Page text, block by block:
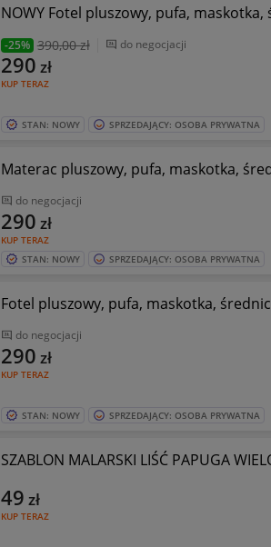
NOWY Fotel pluszowy, pufa, maskotka,
-25% 390,00 zł do negocjacji
KUP TERAZ
290 zł
STAN: NOWY SPRZEDAJĄCY: OSOBA PRYWATNA
do negocjacji
KUP TERAZ
290 zł
STAN: NOWY SPRZEDAJĄCY: OSOBA PRYWATNA
Fotel pluszowy, pufa, maskotka,
do negocjacji
KUP TERAZ
290 zł
STAN: NOWY SPRZEDAJĄCY: OSOBA PRYWATNA
SZABLON MALARSKI LIŚĆ PAPUGA
KUP TERAZ
49 zł